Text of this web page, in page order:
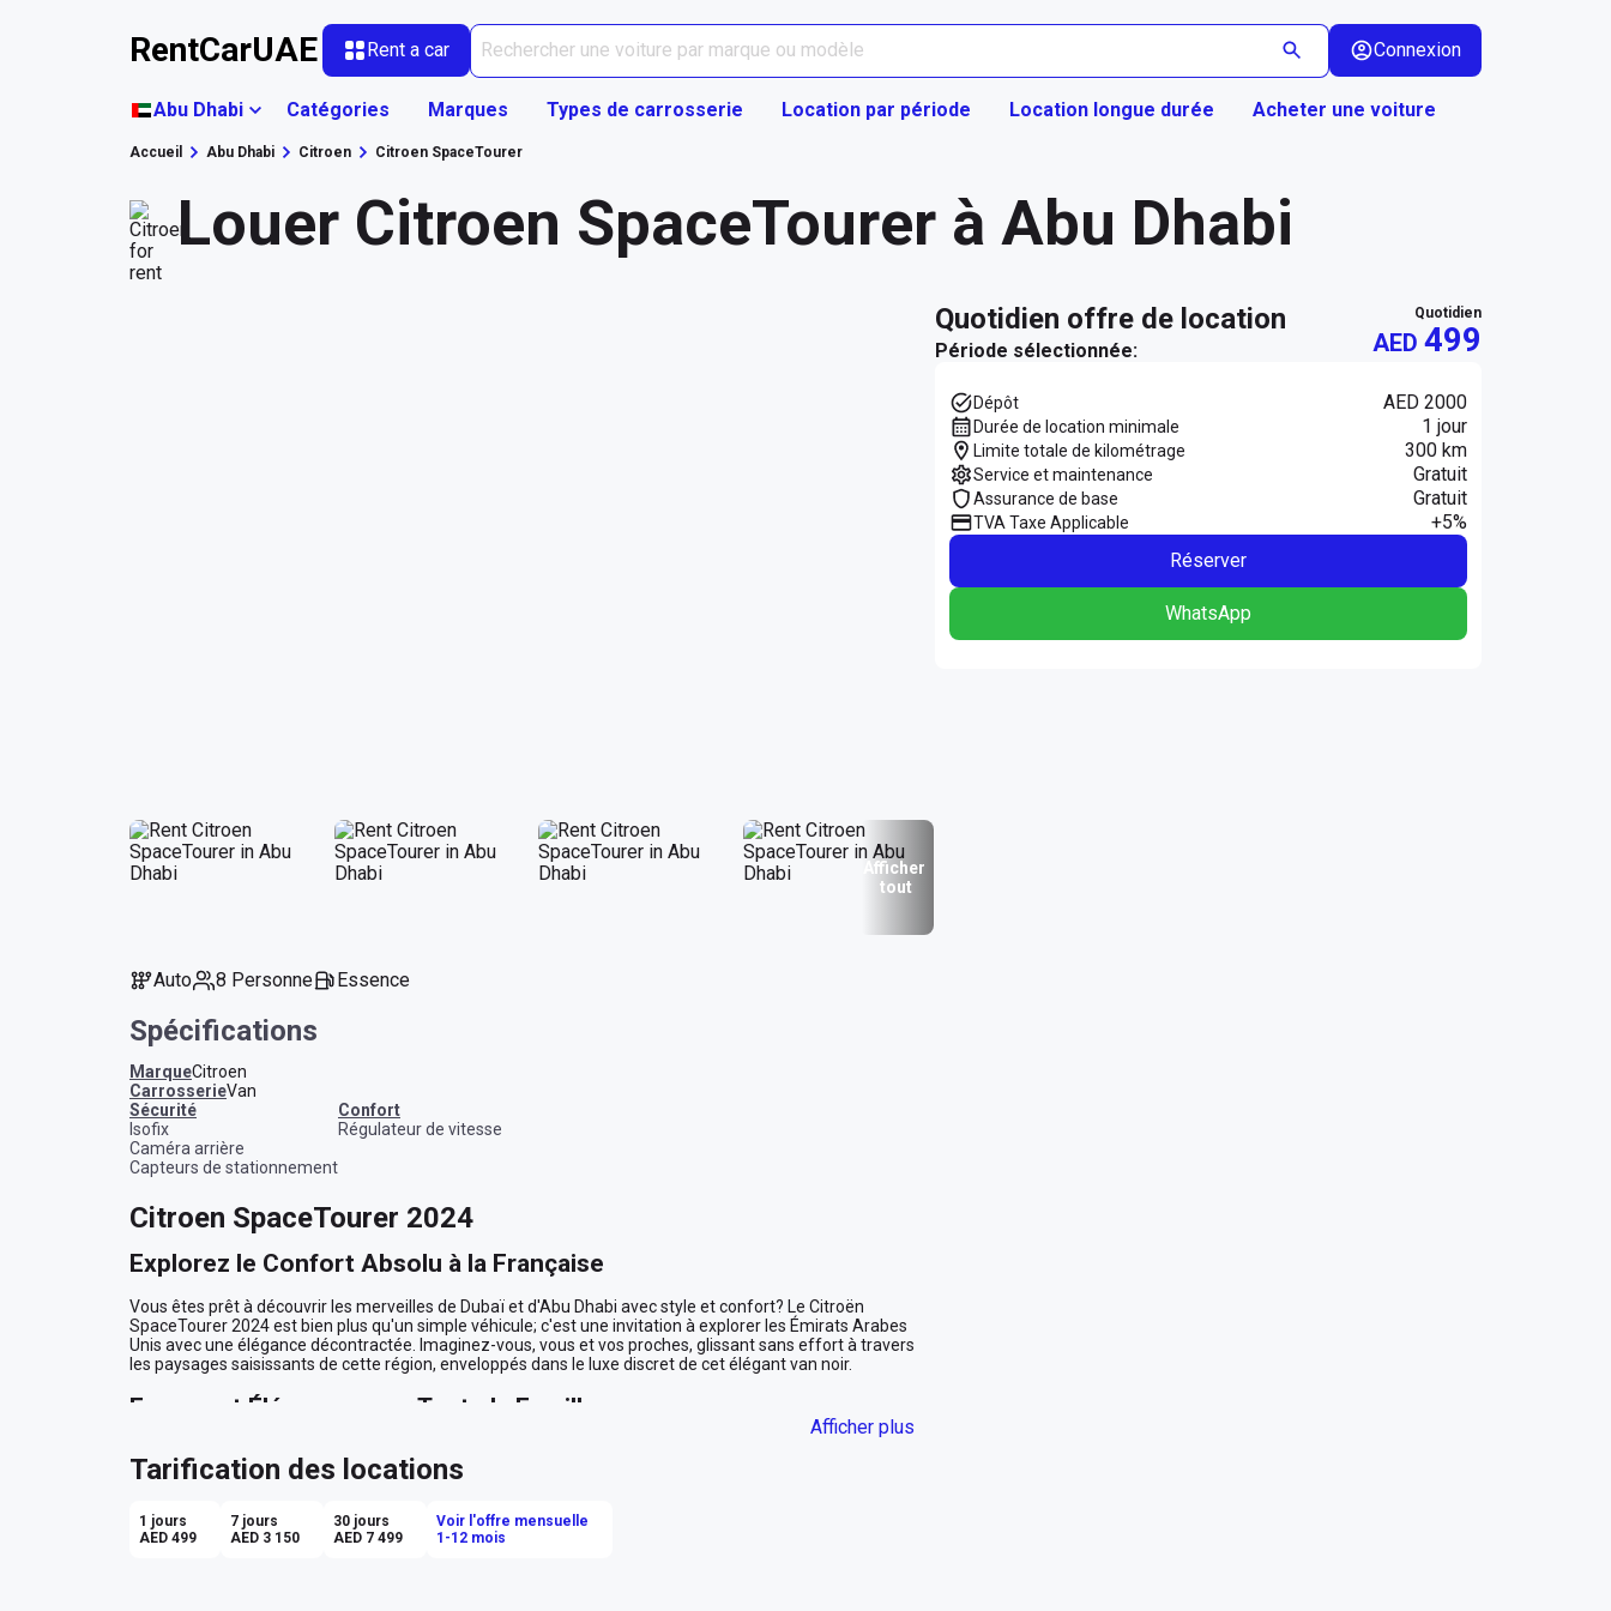
RentCarUAE Rent a car Connexion
Abu Dhabi Catégories Marques Types de carrosserie Location par période Location longue durée Acheter une voiture
Accueil Abu Dhabi Citroen Citroen SpaceTourer
Louer Citroen SpaceTourer à Abu Dhabi
Afficher
tout
Auto 8 Personne Essence
Spécifications
MarqueCitroen
CarrosserieVan
sécurité
Isofix
Caméra arrière
Capteurs de stationnement
confort
Régulateur de vitesse
Citroen SpaceTourer 2024
Explorez le Confort Absolu à la Française
Vous êtes prêt à découvrir les merveilles de Dubaï et d'Abu Dhabi avec style et confort? Le Citroën
SpaceTourer 2024 est bien plus qu'un simple véhicule; c'est une invitation à explorer les Émirats Arabes
Unis avec une élégance décontractée. Imaginez-vous, vous et vos proches, glissant sans effort à travers
les paysages saisissants de cette région, enveloppés dans le luxe discret de cet élégant van noir.
Espace et Élégance pour Toute la Famille
groupes d'amis souhaitant voyager ensemble sans compromis sur l'espace ou le confort. Les sièges en
voyage est une occasion de savourer le luxe simple mais sophistiqué.
Afficher plus
Tarification des locations
1 jours
AED 499
7 jours
AED 3 150
30 jours
AED 7 499
Voir l'offre mensuelle
1-12 mois
quotidien offre de location
Période sélectionnée:
quotidien
AED 499
Dépôt AED 2000
Durée de location minimale 1 jour
Limite totale de kilométrage 300 km
Service et maintenance Gratuit
Assurance de base Gratuit
TVA Taxe Applicable
+5%
Réserver
WhatsApp